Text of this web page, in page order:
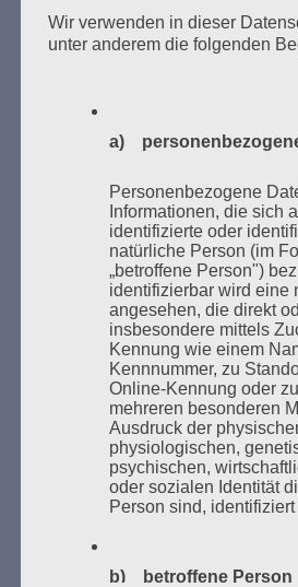
Donnerstag, 21. Mai 2026,
Zum 26. Mal gibt es eine
des Gedenkens an die
Kaifu-Ufer – genau an dem Ort,
Studentenorganisationen und
Bücher verbrannten.
Weitere Informationen:
GEDENKEN UND
UNSERER NACHBARSCHAFT
Wir verwenden in dieser
unter anderem die folgenden
a)
Personenbezogene
Informationen, die sich
identifizierte oder
natürliche Person (im
„betroffene Person")
identifizierbar wird eine
angesehen, die direkt
insbesondere mittels
Kennung wie einem
Kennnummer, zu
Online-Kennung oder
mehreren besonderen
Ausdruck der
physiologischen,
psychischen,
oder sozialen Identität
Person sind, identifiziert
b) betroffene Person